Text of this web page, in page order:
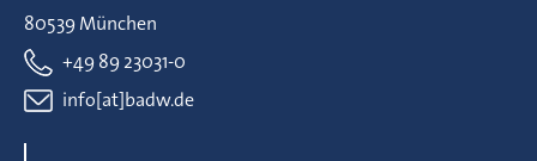
80539 München
+49 89 23031-0
info[at]badw.de